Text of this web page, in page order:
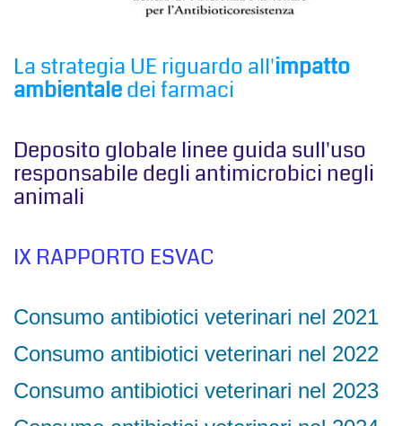
La strategia UE riguardo all'impatto
ambientaledei farmaci
Deposito globale linee guida sull'uso
responsabile degli antimicrobici negli
animali
IX RAPPORTO ESVAC
Consumo antibiotici veterinari nel 2021
Consumo antibiotici veterinari nel 2022
Consumo antibiotici veterinari nel 2023